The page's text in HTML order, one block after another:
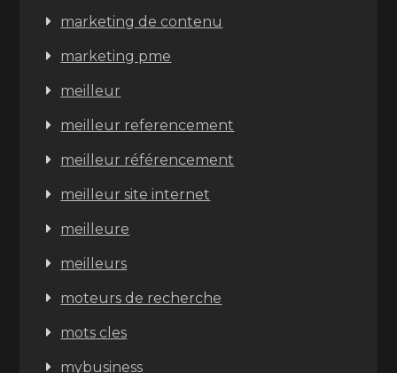
marketing de contenu
marketing pme
meilleur
meilleur referencement
meilleur référencement
meilleur site internet
meilleure
meilleurs
moteurs de recherche
mots cles
mybusiness